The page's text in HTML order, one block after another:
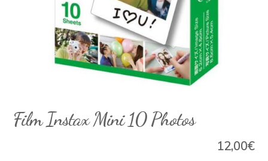
Film Instax Mini 10 Photos
12,00€